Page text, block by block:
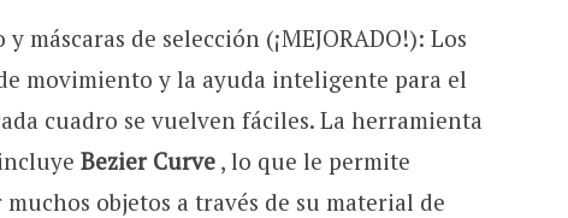
máscaras de selección (¡MEJORADO!): Los
movimiento y la ayuda inteligente para el
cuadro se vuelven fáciles. La herramienta
Bezier Curve, lo que le permite
objetos a través de su material de